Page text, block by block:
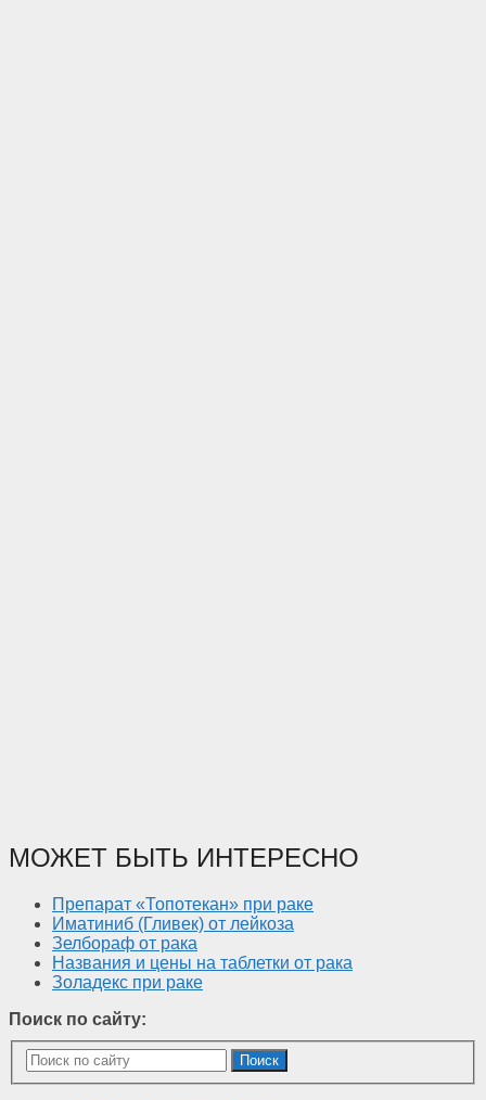
МОЖЕТ БЫТЬ ИНТЕРЕСНО
Препарат «Топотекан» при раке
Иматиниб (Гливек) от лейкоза
Зелбораф от рака
Названия и цены на таблетки от рака
Золадекс при раке
Поиск по сайту:
Поиск